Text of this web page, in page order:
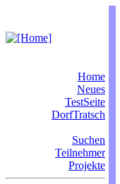
Home
Neues
TestSeite
DorfTratsch
Suchen
Teilnehmer
Projekte